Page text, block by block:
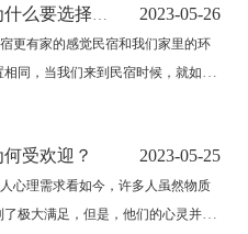
2023-05-26
更有家的感觉民宿和我们家里的环
相同，当我们来到民宿时候，就如同
中，住民宿我们可以自己做饭、洗衣
间内不仅会有设备齐全的厨房，还有
冰箱的…
何受欢迎？ 2023-05-25
心理需求看如今，许多人虽然物质
了极大满足，但是，他们的心灵并没